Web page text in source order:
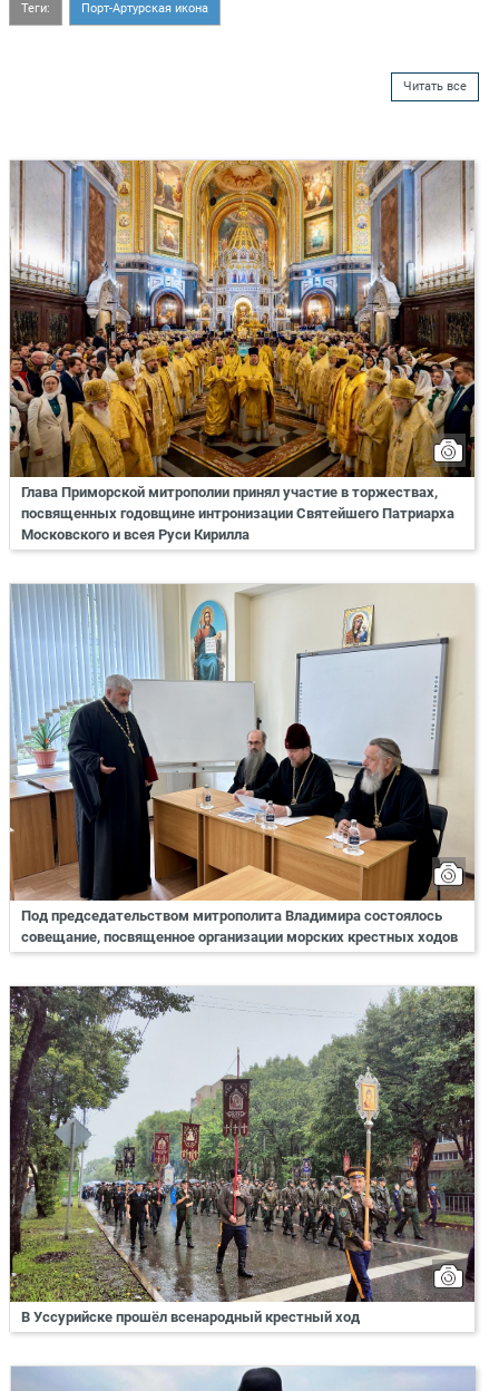
Теги: Порт-Артурская икона
Читать все
Глава Приморской митрополии принял участие в торжествах,
посвященных годовщине интронизации Святейшего Патриарха
Московского и всея Руси Кирилла
Под председательством митрополита Владимира состоялось
совещание, посвященное организации морских крестных ходов
В Уссурийске прошёл всенародный крестный ход